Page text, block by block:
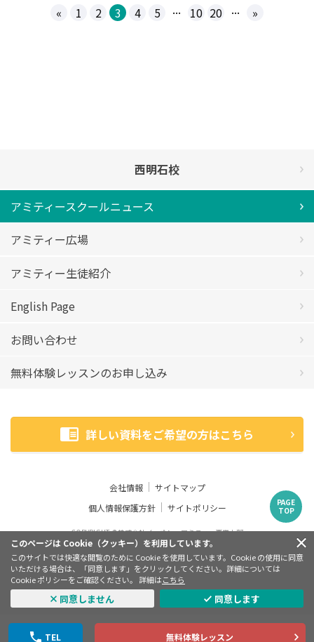
このページは Cookie（クッキー）を利用しています。
このサイトでは快適な閲覧のために Cookie を使用しています。Cookie の使用に同意
いただける場合は、「同意します」をクリックしてください。詳細については
Cookie ポリシーをご確認ください。 詳細はこちら
同意しません 同意します
TEL 無料体験レッスン
« 1 2 3 4 5 ... 10 20 ... »
西明石校
アミティースクールニュース
アミティー広場
アミティー生徒紹介
English Page
お問い合わせ
無料体験レッスンのお申し込み
PAGE
TOP
詳しい資料をご希望の方はこちら
会社情報
サイトマップ
個人情報保護方針
サイトポリシー
COPYRIGHT ©株式会社イーオン アミティー事業本部
英検®は、公益財団法人 日本英語検定協会の登録商標です。この
コンテンツは、公益財団法人 日本英語検定協会の承認や推奨、そ
の他の検討を受けたものではありません。
TOEIC is a registered trademark of ETS. This website is not
READING.